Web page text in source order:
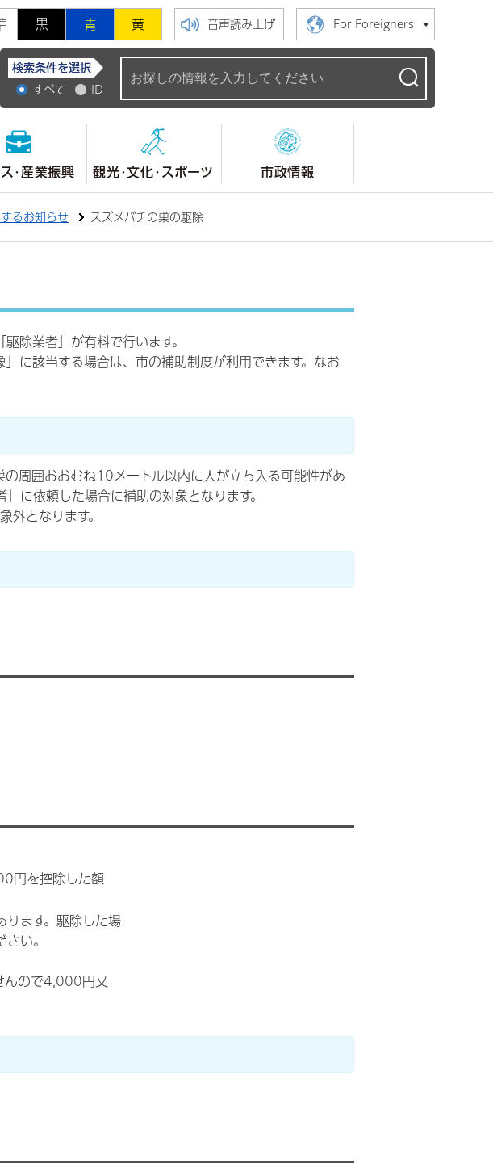
黒 青 黄 音声読み上げ For Foreigners
常陸大宮市公式ホームページ
検索条件を選択
すべて
ID
・産業振興 観光・文化・スポーツ 市政情報
るお知らせ スズメバチの巣の駆除
除業者」が有料で行います。
に該当する場合は、市の補助制度が利用できます。なお
周囲おおむね10メートル以内に人が立ち入る可能性があ
に依頼した場合に補助の対象となります。
外となります。
円を控除した額
ます。駆除した場
い。
んので4,000円又